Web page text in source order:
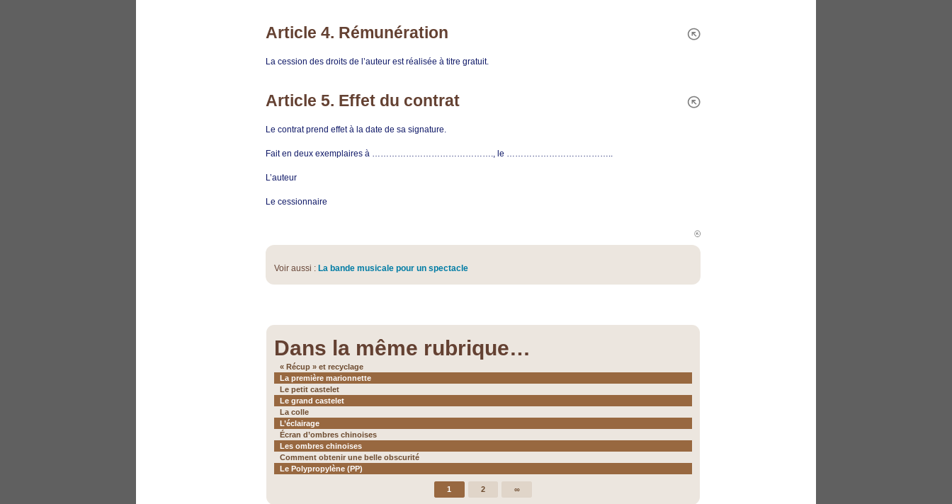
Article 4. Rémunération
La cession des droits de l’auteur est réalisée à titre gratuit.
Article 5. Effet du contrat
Le contrat prend effet à la date de sa signature.
Fait en deux exemplaires à ……………………………………., le ………………………………..
L’auteur
Le cessionnaire
Voir aussi : La bande musicale pour un spectacle
Dans la même rubrique…
« Récup » et recyclage
La première marionnette
Le petit castelet
Le grand castelet
La colle
L’éclairage
Écran d’ombres chinoises
Les ombres chinoises
Comment obtenir une belle obscurité
Le Polypropylène (PP)
1 2 ∞